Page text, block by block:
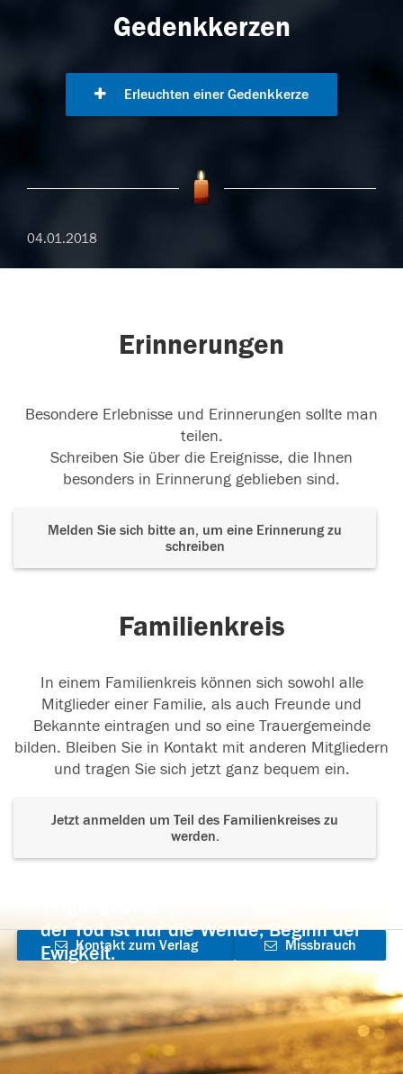
Gedenkkerzen
Erleuchten einer Gedenkkerze
04.01.2018
Erinnerungen
Besondere Erlebnisse und Erinnerungen sollte man
teilen.
Schreiben Sie über die Ereignisse, die Ihnen
besonders in Erinnerung geblieben sind.
Melden Sie sich bitte an, um eine Erinnerung zu
schreiben
Familienkreis
In einem Familienkreis können sich sowohl alle
Mitglieder einer Familie, als auch Freunde und
Bekannte eintragen und so eine Trauergemeinde
bilden. Bleiben Sie in Kontakt mit anderen Mitgliedern
und tragen Sie sich jetzt ganz bequem ein.
Jetzt anmelden um Teil des Familienkreises zu
werden.
der Tod ist nur die Wende, Beginn der
Ewigkeit.
Kontakt zum Verlag
aufnehmen
Missbrauch